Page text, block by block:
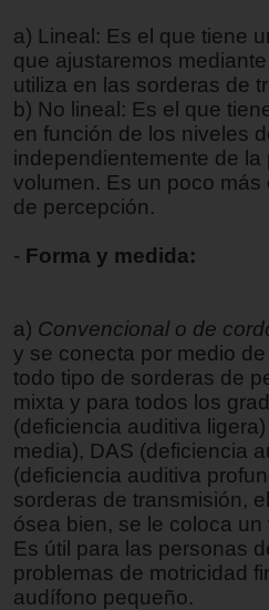
a) Lineal: Es el que tiene
que ajustaremos
utiliza en las sorderas de
b) No lineal: Es el que
en función de los niveles
independientemente de
volumen. Es un poco
de percepción.
- Forma y medida:
a) Convencional o de
y se conecta por medio
todo tipo de sorderas de
mixta y para todos los
(deficiencia auditiva
media), DAS (deficiencia
(deficiencia auditiva
sorderas de transmisión,
ósea bien, se le coloca
Es útil para las personas
problemas de motricidad
audífono pequeño.